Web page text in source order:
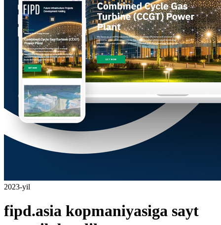
2023-yil
fipd.asia kopmaniyasiga sayt